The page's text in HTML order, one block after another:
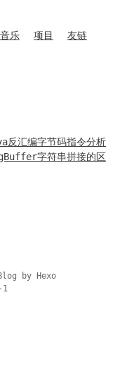
音乐 项目
友链
反汇编字节码指令分析
字符串拼接的区
by
Hexo
1